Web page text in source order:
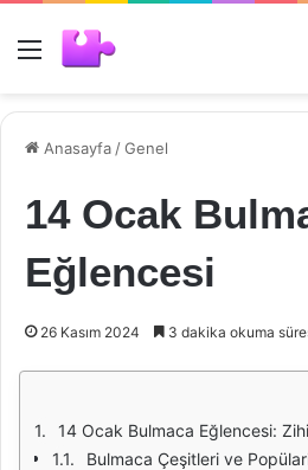
Menü
Anasayfa /Genel
14 Ocak
Eğlencesi
26 Kasım 2024 3 dakika okuma
14 Ocak Bulmaca Eğlencesi:
Bulmaca Çeşitleri ve